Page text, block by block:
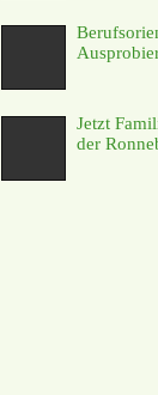
Jetzt
der